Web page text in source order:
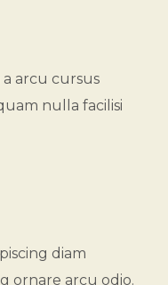
arcu cursus
nulla facilisi
diam
ornare arcu odio.